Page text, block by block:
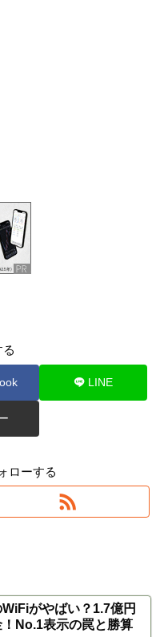
LINE
ローする
がやばい？1.7億円
No.1表示の罠と勝算